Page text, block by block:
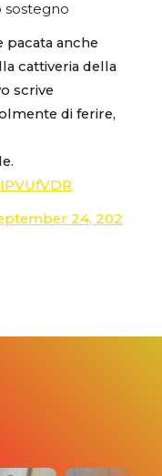
sostegno
anche
cattiveria della
scrive
di ferire,
24, 202